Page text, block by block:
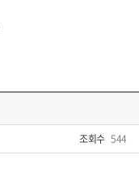
조회수 544